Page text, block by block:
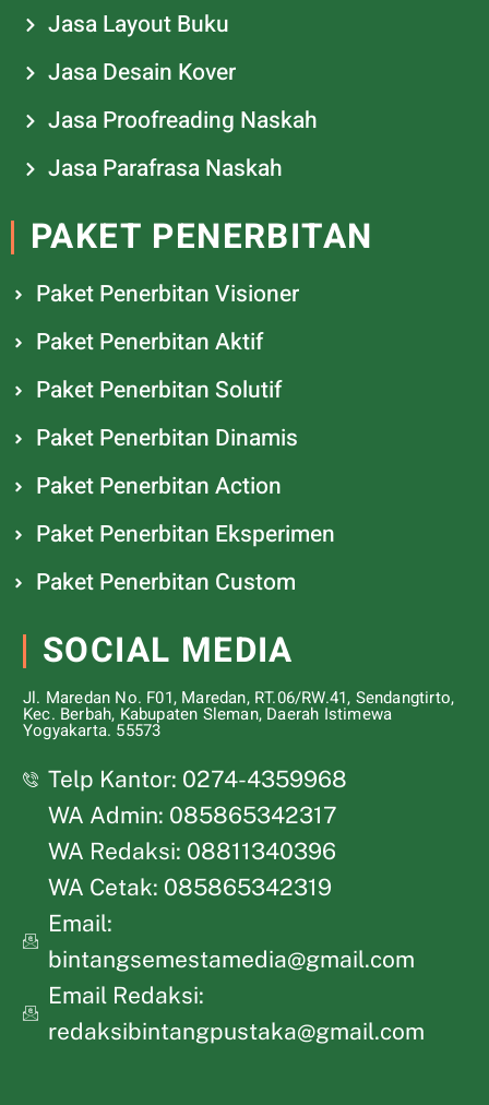
Jasa Layout Buku
Jasa Desain Kover
Jasa Proofreading Naskah
Jasa Parafrasa Naskah
PAKET PENERBITAN
Paket Penerbitan Visioner
Paket Penerbitan Aktif
Paket Penerbitan Solutif
Paket Penerbitan Dinamis
Paket Penerbitan Action
Paket Penerbitan Eksperimen
Paket Penerbitan Custom
SOCIAL MEDIA
Jl. Maredan No. F01, Maredan, RT.06/RW.41, Sendangtirto,
Kec. Berbah, Kabupaten Sleman, Daerah Istimewa
Yogyakarta. 55573
Telp Kantor: 0274-4359968
WA Admin: 085865342317
WA Redaksi: 08811340396
WA Cetak: 085865342319
Email:
bintangsemestamedia@gmail.com
Email Redaksi:
redaksibintangpustaka@gmail.com